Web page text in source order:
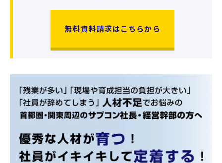
無料資料請求はこちらから